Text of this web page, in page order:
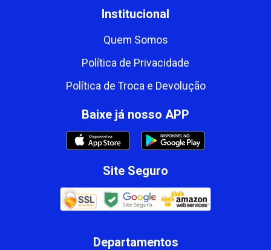
Institucional
Quem Somos
Política de Privacidade
Política de Troca e Devolução
Baixe já nosso APP
Site Seguro
Departamentos